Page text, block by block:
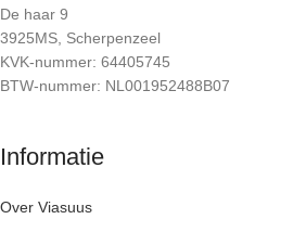
De haar 9
3925MS, Scherpenzeel
KVK-nummer: 64405745
BTW-nummer: NL001952488B07
Informatie
Over Viasuus